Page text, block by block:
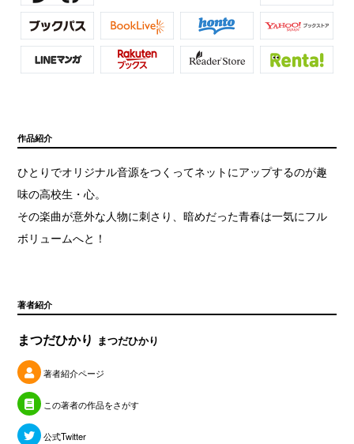
作品紹介
ひとりでオリジナル音源をつくってネットにアップするのが趣
味の高校生・心。
その楽曲が意外な人物に刺さり、暗めだった青春は一気にフル
ボリュームへと！
著者紹介
まつだひかり まつだひかり
著者紹介ページ
この著者の作品をさがす
公式Twitter